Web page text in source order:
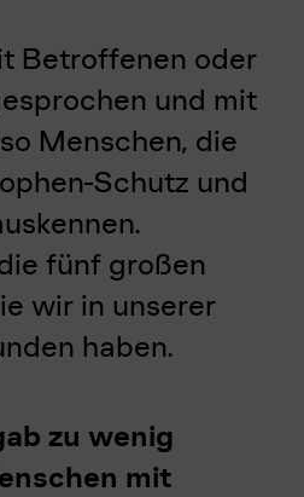
Betroffenen oder
und mit
Menschen, die
Schutz und
fünf großen
wir in unserer
haben.
zu wenig
mit